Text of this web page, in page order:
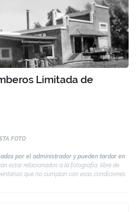
Limitada de
FOTO
por el administrador y pueden tardar en
estar relacionados a la fotografía, libre de
que no cumplan con esas condiciones